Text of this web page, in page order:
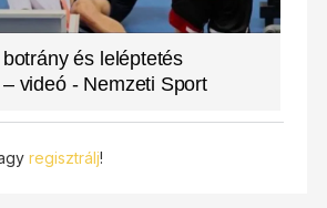
és leléptetés
videó - Nemzeti Sport
regisztrálj!